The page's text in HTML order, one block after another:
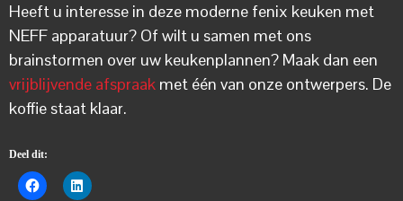
Heeft u interesse in deze moderne fenix keuken met
NEFF apparatuur? Of wilt u samen met ons
brainstormen over uw keukenplannen? Maak dan een
vrijblijvende afspraak met één van onze ontwerpers. De
koffie staat klaar.
Deel dit: